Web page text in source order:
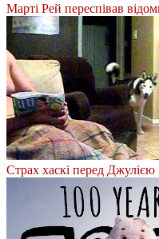
Марті Рей переспівав
Страх хаскі перед Джулією